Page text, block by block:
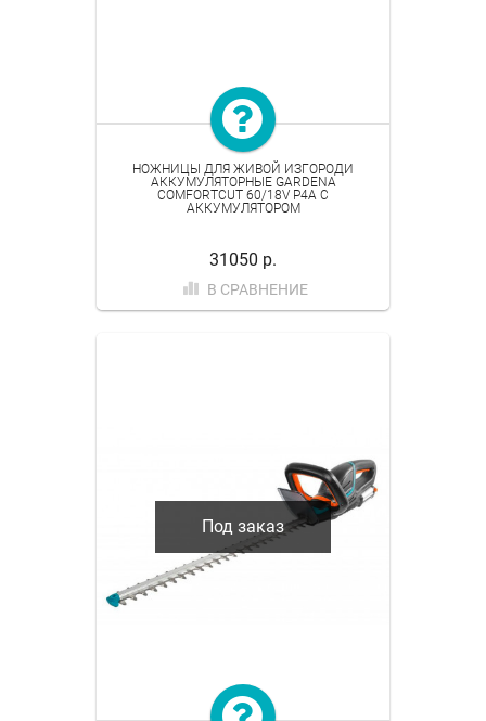
НОЖНИЦЫ ДЛЯ ЖИВОЙ ИЗГОРОДИ
АККУМУЛЯТОРНЫЕ GARDENA
COMFORTCUT 60/18V P4A С
АККУМУЛЯТОРОМ
31050 р.
В СРАВНЕНИЕ
Под заказ